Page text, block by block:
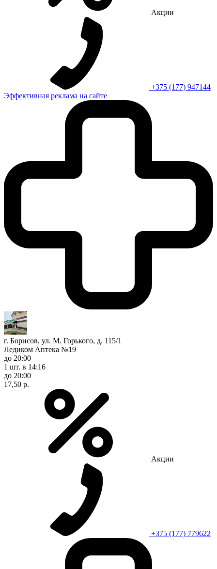
Акции
+375 (177) 947144
Эффективная реклама на сайте
г. Борисов, ул. М. Горького, д. 115/1
Ледиком Аптека №19
до 20:00
1 шт. в 14:16
до 20:00
17,50 р.
Акции
+375 (177) 779622